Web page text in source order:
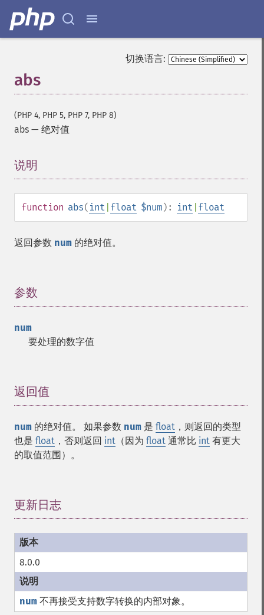
切换语言:
abs
(PHP 4, PHP 5, PHP 7, PHP 8)
abs — 绝对值
说明
function abs( int float $num): int float
返回参数 num 的绝对值。
参数
num
要处理的数字值
返回值
num 的绝对值。 如果参数 num 是 float ，则返回的类型
也是 float ，否则返回 int （因为 float 通常比 int 有更大
的取值范围）。
更新日志
8.0.0
num 不再接受支持数字转换的内部对象。